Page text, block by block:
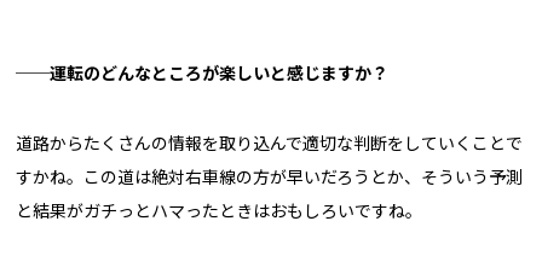
──運転のどんなところが楽しいと感じますか？
道路からたくさんの情報を取り込んで適切な判断をしていくことで
すかね。この道は絶対右車線の方が早いだろうとか、そういう予測
と結果がガチっとハマったときはおもしろいですね。